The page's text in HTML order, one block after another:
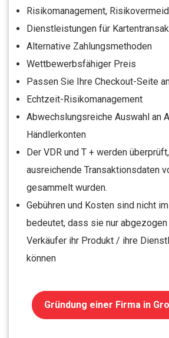
Risikomanagement,
Dienstleistungen für
Alternative Zahlungsmethoden
Wettbewerbsfähiger Preis
Passen Sie Ihre Checkout-Seite
Echtzeit-Risikomanagement
Abwechslungsreiche Auswahl an
Händlerkonten
Der VDR und T + werden
ausreichende Transaktionsdaten
gesammelt wurden.
Gebühren und Kosten sind nicht
bedeutet, dass sie nur
Verkäufer ihr Produkt / ihre
können
Gründung einer Firma in